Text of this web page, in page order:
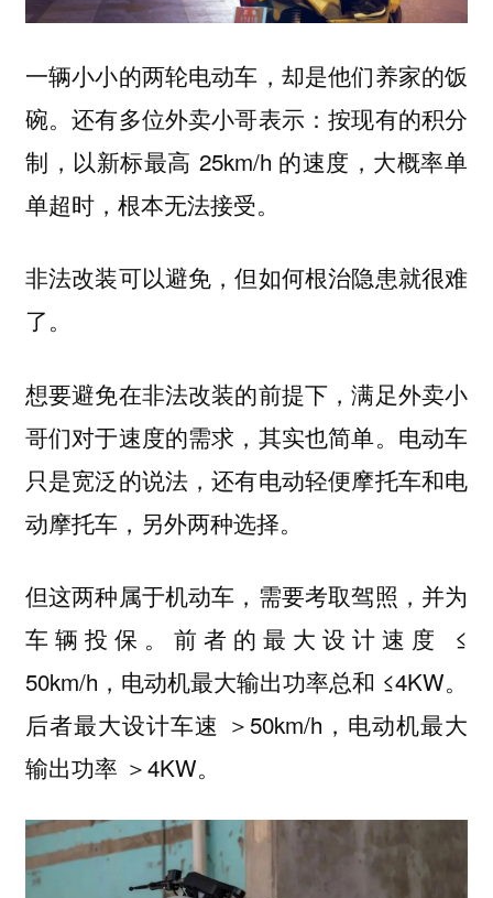
一辆小小的两轮电动车，却是他们养家的饭
碗。还有多位外卖小哥表示：按现有的积分
制，以新标最高 25km/h 的速度，大概率单
单超时，根本无法接受。
非法改装可以避免，但如何根治隐患就很难
了。
想要避免在非法改装的前提下，满足外卖小
哥们对于速度的需求，其实也简单。电动车
只是宽泛的说法，还有电动轻便摩托车和电
动摩托车，另外两种选择。
但这两种属于机动车，需要考取驾照，并为
车辆投保。前者的最大设计速度 ≤
50km/h，电动机最大输出功率总和 ≤4KW。
后者最大设计车速 ＞50km/h，电动机最大
输出功率 ＞4KW。